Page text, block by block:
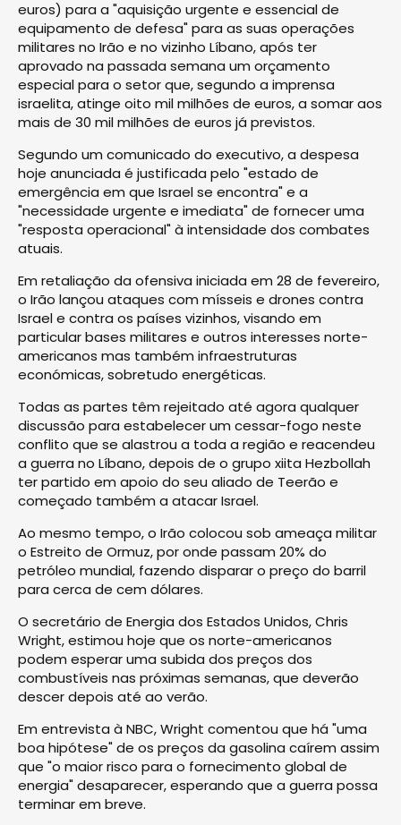
euros) para a "aquisição urgente e essencial de
equipamento de defesa" para as suas operações
militares no Irão e no vizinho Líbano, após ter
aprovado na passada semana um orçamento
especial para o setor que, segundo a imprensa
israelita, atinge oito mil milhões de euros, a somar aos
mais de 30 mil milhões de euros já previstos.
Segundo um comunicado do executivo, a despesa
hoje anunciada é justificada pelo "estado de
emergência em que Israel se encontra" e a
"necessidade urgente e imediata" de fornecer uma
"resposta operacional" à intensidade dos combates
atuais.
Em retaliação da ofensiva iniciada em 28 de fevereiro,
o Irão lançou ataques com mísseis e drones contra
Israel e contra os países vizinhos, visando em
particular bases militares e outros interesses norte-
americanos mas também infraestruturas
económicas, sobretudo energéticas.
Todas as partes têm rejeitado até agora qualquer
discussão para estabelecer um cessar-fogo neste
conflito que se alastrou a toda a região e reacendeu
a guerra no Líbano, depois de o grupo xiita Hezbollah
ter partido em apoio do seu aliado de Teerão e
começado também a atacar Israel.
Ao mesmo tempo, o Irão colocou sob ameaça militar
o Estreito de Ormuz, por onde passam 20% do
petróleo mundial, fazendo disparar o preço do barril
para cerca de cem dólares.
O secretário de Energia dos Estados Unidos, Chris
Wright, estimou hoje que os norte-americanos
podem esperar uma subida dos preços dos
combustíveis nas próximas semanas, que deverão
descer depois até ao verão.
Em entrevista à NBC, Wright comentou que há "uma
boa hipótese" de os preços da gasolina caírem assim
que "o maior risco para o fornecimento global de
energia" desaparecer, esperando que a guerra possa
terminar em breve.